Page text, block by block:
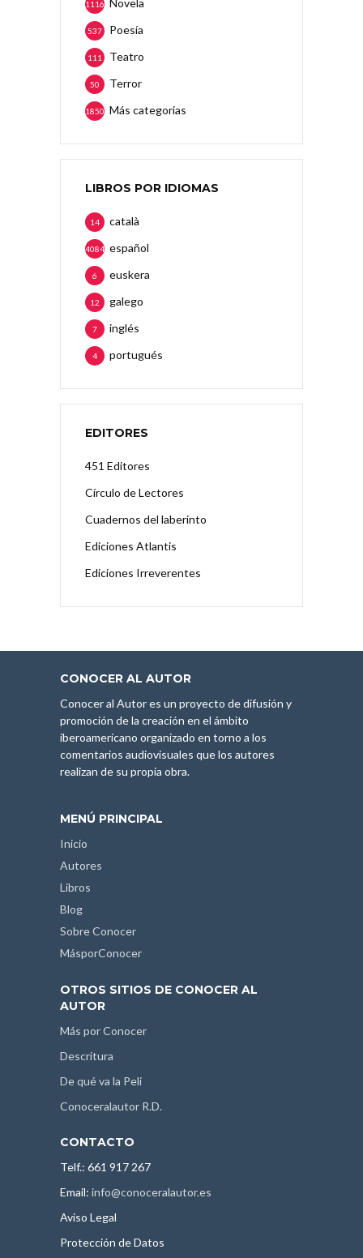
Novela
1116
Poesía
537
Teatro
111
Terror
50
Más categorias
1850
LIBROS POR IDIOMAS
català
14
español
4084
euskera
6
galego
12
inglés
7
portugués
4
EDITORES
451 Editores
Círculo de Lectores
Cuadernos del laberinto
Ediciones Atlantis
Ediciones Irreverentes
CONOCER AL AUTOR
Conocer al Autor es un proyecto de difusión y
promoción de la creación en el ámbito
iberoamericano organizado en torno a los
comentarios audiovisuales que los autores
realizan de su propia obra.
MENÚ PRINCIPAL
Inicio
Autores
Libros
Blog
Sobre Conocer
MásporConocer
OTROS SITIOS DE CONOCER AL
AUTOR
Más por Conocer
Descritura
De qué va la Peli
Conoceralautor R.D.
CONTACTO
Telf.: 661 917 267
Email: info@conoceralautor.es
Aviso Legal
Protección de Datos